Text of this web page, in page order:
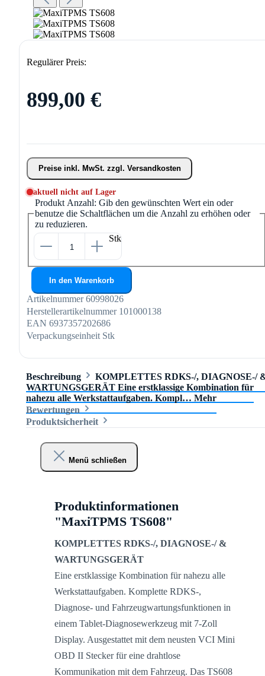
Regulärer Preis:
899,00 €
Preise inkl. MwSt. zzgl. Versandkosten
aktuell nicht auf Lager
Produkt Anzahl: Gib den gewünschten Wert ein oder
benutze die Schaltflächen um die Anzahl zu erhöhen oder
zu reduzieren.
Stk
In den Warenkorb
Artikelnummer 60998026
Herstellerartikelnummer 101000138
EAN 6937357202686
Verpackungseinheit Stk
Beschreibung
KOMPLETTES RDKS-/, DIAGNOSE-/
WARTUNGSGERÄT Eine erstklassige Kombination für
nahezu alle Werkstattaufgaben. Kompl… Mehr
Bewertungen
Produktsicherheit
Menü schließen
Produktinformationen
"MaxiTPMS TS608"
KOMPLETTES RDKS-/, DIAGNOSE-/ &
WARTUNGSGERÄT
Eine erstklassige Kombination für nahezu alle
Werkstattaufgaben. Komplette RDKS-,
Diagnose- und Fahrzeugwartungsfunktionen in
einem Tablet-Diagnosewerkzeug mit 7-Zoll
Display. Ausgestattet mit dem neusten VCI Mini
OBD II Stecker für eine drahtlose
Kommunikation mit dem Fahrzeug. Das TS608